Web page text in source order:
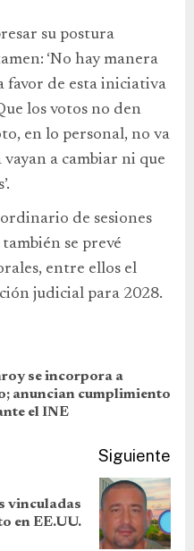
su postura
‘No hay manera
favor de esta iniciativa
los votos no den
en lo personal, no va
vayan a cambiar ni que
de sesiones
se prevé
entre ellos el
judicial para 2028.
se incorpora a
anuncian cumplimiento
el INE
Siguiente
vinculadas
en EE.UU.